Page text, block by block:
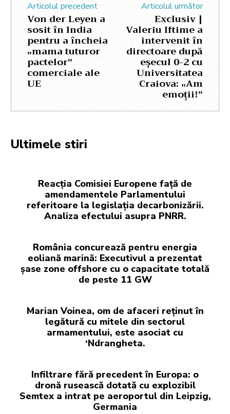
Articolul precedent
Von der Leyen a
sosit în India
pentru a încheia
„mama tuturor
pactelor”
comerciale ale
UE
Articolul următor
Exclusiv |
Valeriu Iftime a
intervenit în
directoare după
eșecul 0-2 cu
Universitatea
Craiova: „Am
emoții!”
Ultimele stiri
Reacția Comisiei Europene față de
amendamentele Parlamentului
referitoare la legislația decarbonizării.
Analiza efectului asupra PNRR.
România concurează pentru energia
eoliană marină: Executivul a prezentat
șase zone offshore cu o capacitate totală
de peste 11 GW
Marian Voinea, om de afaceri reținut în
legătură cu mitele din sectorul
armamentului, este asociat cu
‘Ndrangheta.
Infiltrare fără precedent în Europa: o
dronă rusească dotată cu explozibil
Semtex a intrat pe aeroportul din Leipzig,
Germania